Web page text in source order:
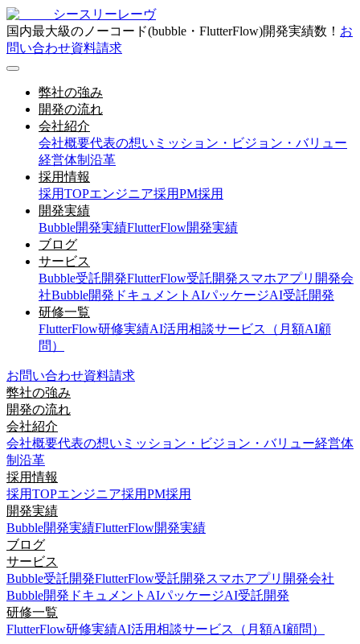
シースリーレーヴ
国内最大級のノーコード(bubble・FlutterFlow)開発実績数！ お
問い合わせ資料請求
弊社の強み
開発の流れ
会社紹介
会社概要代表の想い ミッション・ビジョン・バリュー
経営体制 沿革
採用情報
採用TOPエンジニア採用PM採用
開発実績
Bubble開発実績FlutterFlow開発実績
ブログ
サービス
Bubble受託開発FlutterFlow受託開発スマホアプリ開発会
社Bubble開発ドキュメント AIパッケージAI受託開発
研修一覧
FlutterFlow研修実績AI活用相談サービス（月額AI顧
問）
お問い合わせ資料請求
弊社の強み
開発の流れ
会社紹介
会社概要代表の想い ミッション・ビジョン・バリュー経営体
制 沿革
採用情報
採用TOPエンジニア採用PM採用
開発実績
Bubble開発実績FlutterFlow開発実績
ブログ
サービス
Bubble受託開発FlutterFlow受託開発スマホアプリ開発会社
Bubble開発ドキュメント AIパッケージAI受託開発
研修一覧
FlutterFlow研修実績AI活用相談サービス（月額AI顧問）